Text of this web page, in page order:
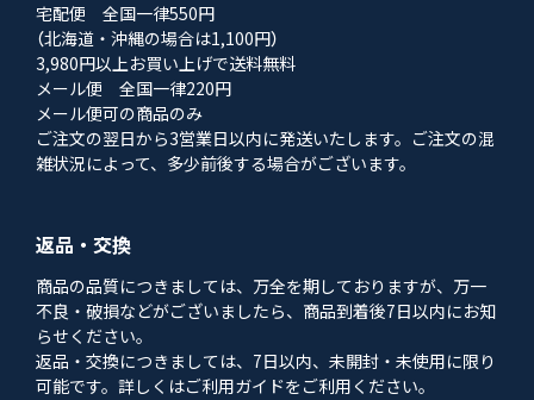
宅配便 全国一律550円
（北海道・沖縄の場合は1,100円）
3,980円以上お買い上げで送料無料
メール便 全国一律220円
メール便可の商品のみ
ご注文の翌日から3営業日以内に発送いたします。ご注文の混
雑状況によって、多少前後する場合がございます。
返品・交換
商品の品質につきましては、万全を期しておりますが、万一
不良・破損などがございましたら、商品到着後7日以内にお知
らせください。
返品・交換につきましては、7日以内、未開封・未使用に限り
可能です。詳しくはご利用ガイドをご利用ください。